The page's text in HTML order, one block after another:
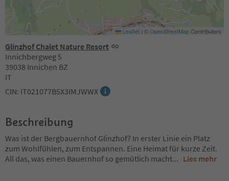
Glinzhof Chalet Nature Resort
Innichbergweg 5
39038 Innichen BZ
IT
CIN: IT021077B5X3IMJWWX
Leaflet | ©OpenStreetMapContributors
Beschreibung
Was ist der Bergbauernhof Glinzhof? In erster Linie ein Platz
zum Wohlfühlen, zum Entspannen. Eine Heimat für kurze Zeit.
All das, was einen Bauernhof so gemütlich macht... Lies mehr